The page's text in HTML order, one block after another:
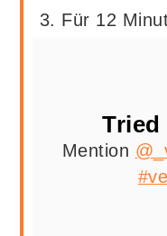
Für 12
Tried
Mention